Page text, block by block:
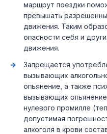
маршрут поездки
превышать
движения. Таким
опасности себя и
движения.
Запрещается
вызывающих
опьянение, а также
вызывающих
нулевого промилле
допустимая
алкоголя в крови